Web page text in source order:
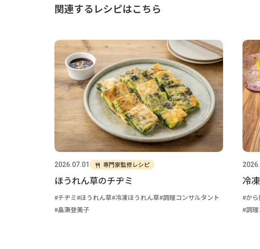
関連するレシピはこちら
2026.07.01 専門家監修レシピ
ほうれん草のチヂミ
チヂミ ほうれん草 冷凍ほうれん草 調理コンサルタント
畠瀬登美子
冷
から
調理